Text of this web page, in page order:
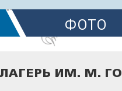
ФОТО
ИМ. М.